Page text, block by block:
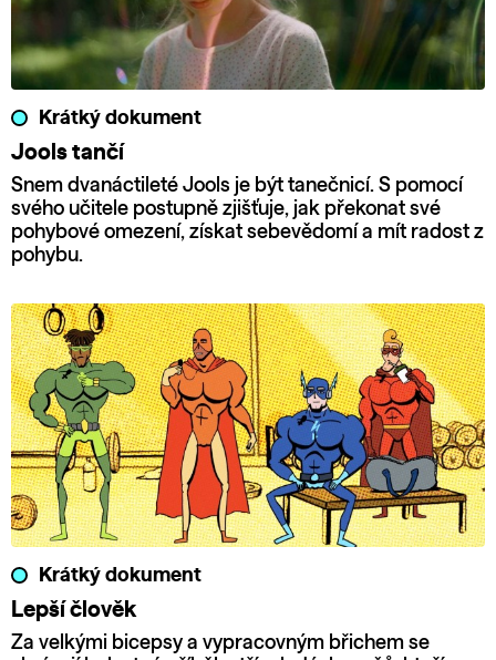
Krátký dokument
Jools tančí
Snem dvanáctileté Jools je být tanečnicí. S pomocí
svého učitele postupně zjišťuje, jak překonat své
pohybové omezení, získat sebevědomí a mít radost z
pohybu.
Krátký dokument
Lepší člověk
Za velkými bicepsy a vypracovným břichem se